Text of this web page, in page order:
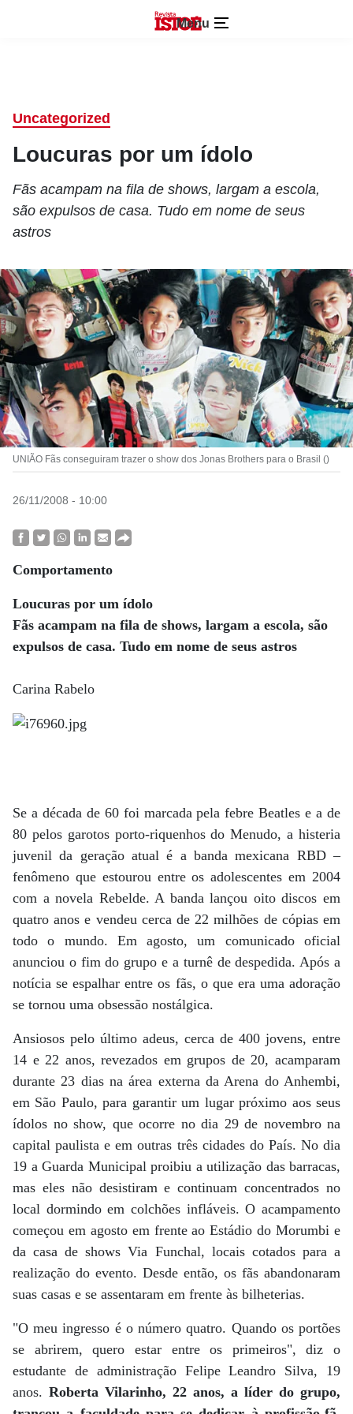
Menu
Uncategorized
Loucuras por um ídolo
Fãs acampam na fila de shows, largam a escola,
são expulsos de casa. Tudo em nome de seus
astros
UNIÃO Fãs conseguiram trazer o show dos Jonas Brothers para o Brasil ()
26/11/2008 - 10:00
Comportamento
Loucuras por um ídolo
Fãs acampam na fila de shows, largam a escola, são
expulsos de casa. Tudo em nome de seus astros
Carina Rabelo
Se a década de 60 foi marcada pela febre Beatles e a de
80 pelos garotos porto-riquenhos do Menudo, a histeria
juvenil da geração atual é a banda mexicana RBD –
fenômeno que estourou entre os adolescentes em 2004
com a novela Rebelde. A banda lançou oito discos em
quatro anos e vendeu cerca de 22 milhões de cópias em
todo o mundo. Em agosto, um comunicado oficial
anunciou o fim do grupo e a turnê de despedida. Após a
notícia se espalhar entre os fãs, o que era uma adoração
se tornou uma obsessão nostálgica.
Ansiosos pelo último adeus, cerca de 400 jovens, entre
14 e 22 anos, revezados em grupos de 20, acamparam
durante 23 dias na área externa da Arena do Anhembi,
em São Paulo, para garantir um lugar próximo aos seus
ídolos no show, que ocorre no dia 29 de novembro na
capital paulista e em outras três cidades do País. No dia
19 a Guarda Municipal proibiu a utilização das barracas,
mas eles não desistiram e continuam concentrados no
local dormindo em colchões infláveis. O acampamento
começou em agosto em frente ao Estádio do Morumbi e
da casa de shows Via Funchal, locais cotados para a
realização do evento. Desde então, os fãs abandonaram
suas casas e se assentaram em frente às bilheterias.
"O meu ingresso é o número quatro. Quando os portões
se abrirem, quero estar entre os primeiros", diz o
estudante de administração Felipe Leandro Silva, 19
anos. Roberta Vilarinho, 22 anos, a líder do grupo,